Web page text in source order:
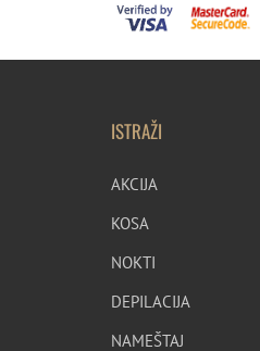
ISTRAŽI
AKCIJA
KOSA
NOKTI
DEPILACIJA
NAMEŠTAJ